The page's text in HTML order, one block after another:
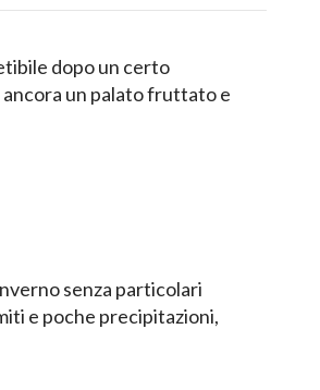
dopo un certo
un palato fruttato e
senza particolari
e poche precipitazioni,